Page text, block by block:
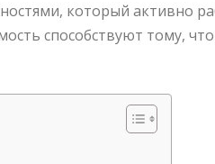
который активно
способствуют тому,